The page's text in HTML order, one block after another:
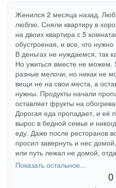
Женился 2 месяца назад.
люблю. Сняли квартиру в
на двоих квартира с 5
обустроеная, и все, что
В деньгах не нуждаемся, так
Но ужиться вместе не можем.
разные мелочи, но никак не
вещи не на свои места, а
нужны. Продукты начали
оставляет фрукты на
Дорогая еда пропадает, и её
вырос в бедной семье и
еду. Даже после ресторанов
просил завернуть и нес
или путь лежал не домой,
попрошайкам. Поэтому
дикость. Мы ругаемся,
рукоприкладства. До сих пор
Показать остальное...
0